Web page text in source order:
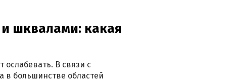
шквалами: какая
В связи с
в большинстве областей